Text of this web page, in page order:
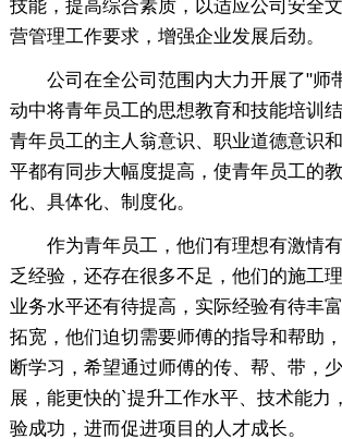
技能，提高综合素质，以适应公司安全
营管理工作要求，增强企业发展后劲。
公司在全公司范围内大力开展了"师
动中将青年员工的思想教育和技能培训
青年员工的主人翁意识、职业道德意识
平都有同步大幅度提高，使青年员工的
化、具体化、制度化。
作为青年员工，他们有理想有激情有
乏经验，还存在很多不足，他们的施工
业务水平还有待提高，实际经验有待丰
拓宽，他们迫切需要师傅的指导和帮助
断学习，希望通过师傅的传、帮、带，
展，能更快的`提升工作水平、技术能力
验成功，进而促进项目的人才成长。